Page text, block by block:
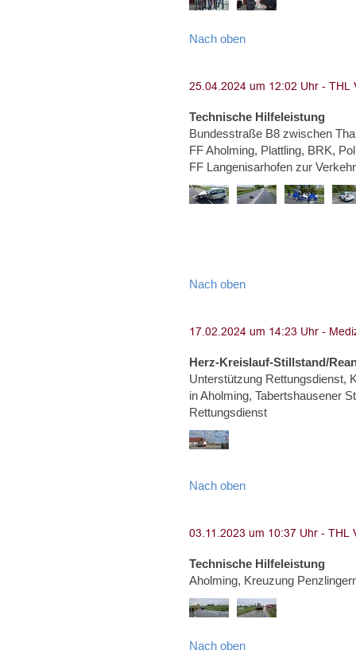
Nach oben
Technische Hilfeleistung
Bundesstraße B8 zwischen
FF Aholming, Plattling, BRK,
FF Langenisarhofen zur
Nach oben
Herz-Kreislauf-Stillstand/
Unterstützung Rettungsdienst,
in Aholming, Tabertshausener
Rettungsdienst
Nach oben
Technische Hilfeleistung
Aholming, Kreuzung
Nach oben